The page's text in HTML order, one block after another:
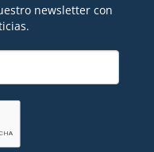
newsletter con